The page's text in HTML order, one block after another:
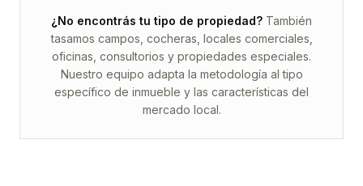
¿No encontrás tu tipo de propiedad? También
tasamos campos, cocheras, locales comerciales,
oficinas, consultorios y propiedades especiales.
Nuestro equipo adapta la metodología al tipo
específico de inmueble y las características del
mercado local.